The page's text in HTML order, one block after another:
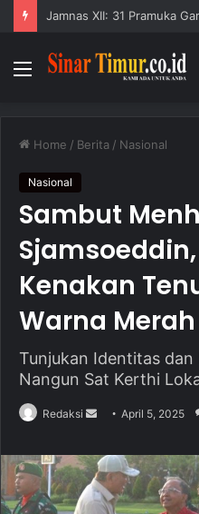
Menu
Home / Berita / Nasional
Nasional
Sambut
Kenakan
Warna Merah
Tunjukan Identitas dan
Nangun Sat Kerthi
Redaksi
n
d
a
April 5, 2025